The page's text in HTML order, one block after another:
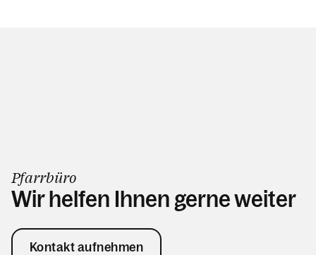
Pfarrbüro
Wir helfen Ihnen gerne weiter
Kontakt aufnehmen